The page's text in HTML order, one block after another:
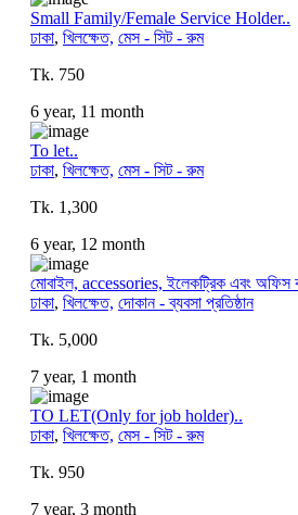
Small Family/Female Service Holder..
ঢাকা, খিলক্ষেত, মেস - সিট - রুম
Tk. 750
6 year, 11 month
To let..
ঢাকা, খিলক্ষেত, মেস - সিট - রুম
Tk. 1,300
6 year, 12 month
মোবাইল, accessories, ইলেকট্রিক এবং অফিস
ঢাকা, খিলক্ষেত, দোকান - ব্যবসা প্রতিষ্ঠান
Tk. 5,000
7 year, 1 month
TO LET(Only for job holder)..
ঢাকা, খিলক্ষেত, মেস - সিট - রুম
Tk. 950
7 year, 3 month